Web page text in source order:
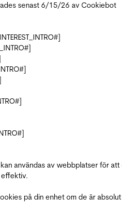
senast 6/15/26 av Cookiebot
användas av webbplatser för att
effektiv.
på din enhet om de är absolut